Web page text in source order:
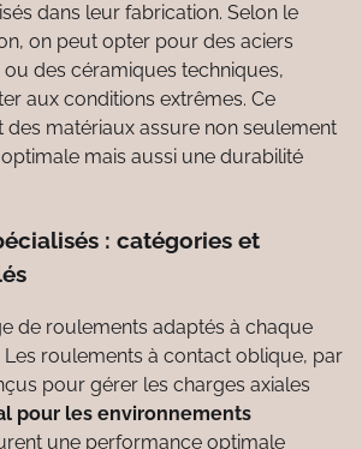
dans leur fabrication. Selon le
on peut opter pour des aciers
des céramiques techniques,
aux conditions extrêmes. Ce
des matériaux assure non seulement
mais aussi une durabilité
: catégories et
de roulements adaptés à chaque
Les roulements à contact oblique, par
pour gérer les charges axiales
pour les environnements
une performance optimale